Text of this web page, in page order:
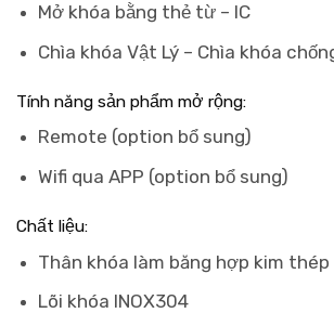
Mở khóa bằng thẻ từ – IC
Chìa khóa Vật Lý – Chìa khóa
Tính năng sản phẩm mở rộng:
Remote (option bổ sung)
Wifi qua APP (option bổ sung)
Chất liệu:
Thân khóa làm băng hợp kim thép
Lõi khóa INOX304